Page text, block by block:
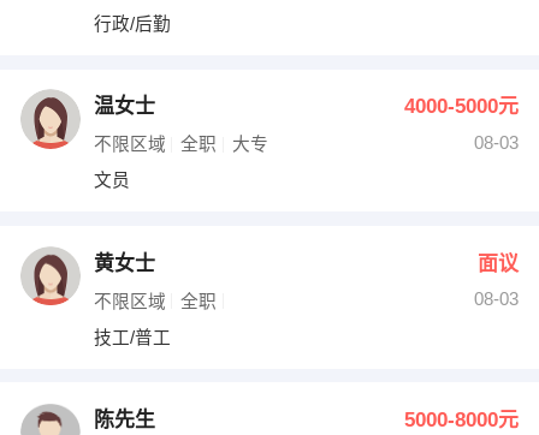
行政/后勤
温女士 4000-5000元
不限区域 全职 大专
08-03
文员
黄女士 面议
不限区域 全职
08-03
技工/普工
陈先生 5000-8000元